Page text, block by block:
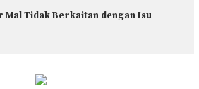
Mal Tidak Berkaitan dengan Isu